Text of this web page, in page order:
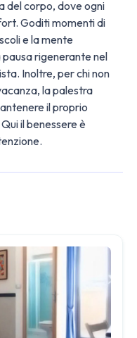
del corpo, dove ogni
Goditi momenti di
e la mente
pausa rigenerante nel
Inoltre, per chi non
la palestra
il proprio
il benessere è